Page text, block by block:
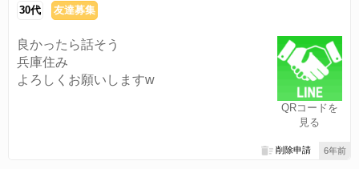
30代 友達募集
QRコードを
見る
良かったら話そう
兵庫住み
よろしくお願いしますw
6年前
削除申請